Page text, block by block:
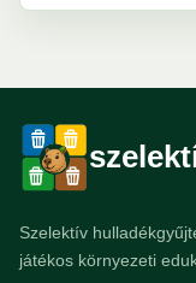
Szelektív
játékos környezeti